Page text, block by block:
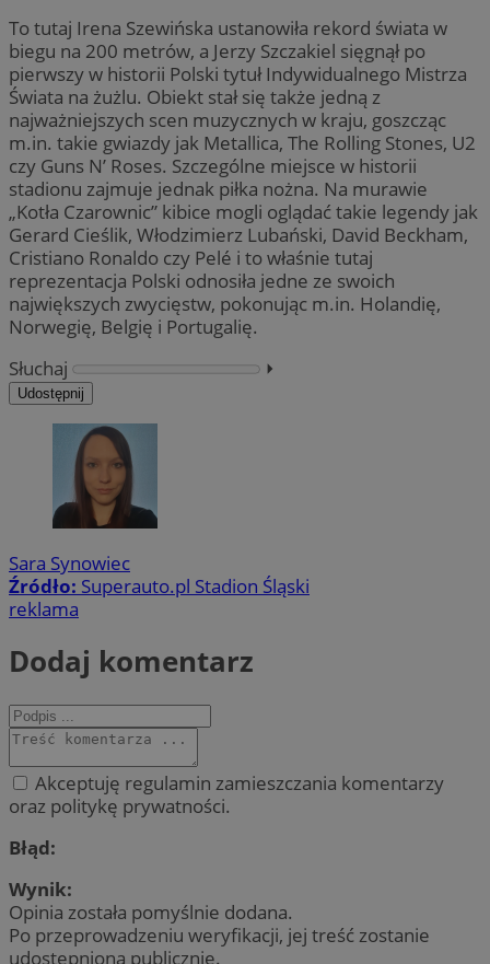
To tutaj Irena Szewińska ustanowiła rekord świata w
biegu na 200 metrów, a Jerzy Szczakiel sięgnął po
pierwszy w historii Polski tytuł Indywidualnego Mistrza
Świata na żużlu. Obiekt stał się także jedną z
najważniejszych scen muzycznych w kraju, goszcząc
m.in. takie gwiazdy jak Metallica, The Rolling Stones, U2
czy Guns N’ Roses. Szczególne miejsce w historii
stadionu zajmuje jednak piłka nożna. Na murawie
„Kotła Czarownic” kibice mogli oglądać takie legendy jak
Gerard Cieślik, Włodzimierz Lubański, David Beckham,
Cristiano Ronaldo czy Pelé i to właśnie tutaj
reprezentacja Polski odnosiła jedne ze swoich
największych zwycięstw, pokonując m.in. Holandię,
Norwegię, Belgię i Portugalię.
Słuchaj
⏵︎
Udostępnij
Sara Synowiec
Źródło: Superauto.pl Stadion Śląski
reklama
Dodaj komentarz
Akceptuję regulamin zamieszczania komentarzy
oraz politykę prywatności.
Błąd:
Wynik:
Opinia została pomyślnie dodana.
Po przeprowadzeniu weryfikacji, jej treść zostanie
udostępniona publicznie.